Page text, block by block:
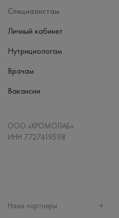
Специалистам
Личный кабинет
Нутрициологам
Врачам
Вакансии
ООО «ХРОМОЛАБ»
ИНН 7727419598
Наши партнеры